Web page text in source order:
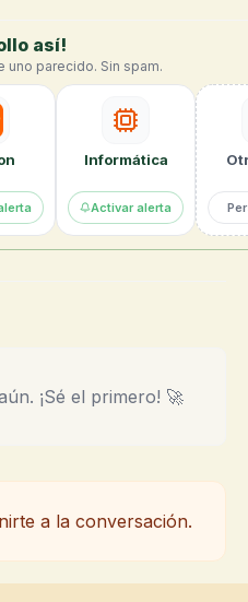
así!
uno parecido. Sin spam.
Informática
Activar alerta
¡Sé el primero! 🚀
a la conversación.